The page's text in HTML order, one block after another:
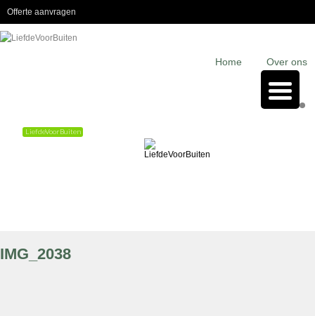
Offerte aanvragen
Home Over ons
LiefdeVoorBuiten
IMG_2038